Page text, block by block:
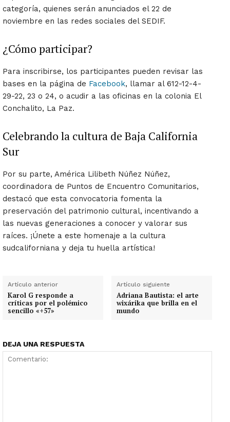
categoría, quienes serán anunciados el 22 de
noviembre en las redes sociales del SEDIF.
¿Cómo participar?
Para inscribirse, los participantes pueden revisar las
bases en la página de Facebook, llamar al 612-12-4-
29-22, 23 o 24, o acudir a las oficinas en la colonia El
Conchalito, La Paz.
Celebrando la cultura de Baja California
Sur
Por su parte, América Lilibeth Núñez Núñez,
coordinadora de Puntos de Encuentro Comunitarios,
destacó que esta convocatoria fomenta la
preservación del patrimonio cultural, incentivando a
las nuevas generaciones a conocer y valorar sus
raíces. ¡Únete a este homenaje a la cultura
sudcaliforniana y deja tu huella artística!
Artículo anterior
Karol G responde a
críticas por el polémico
sencillo «+57»
Artículo siguiente
Adriana Bautista: el arte
wixárika que brilla en el
mundo
DEJA UNA RESPUESTA